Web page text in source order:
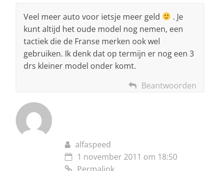
Veel meer auto voor ietsje meer geld
. Je
kunt altijd het oude model nog nemen, een
tactiek die de Franse merken ook wel
gebruiken. Ik denk dat op termijn er nog een 3
drs kleiner model onder komt.
Beantwoorden
alfaspeed
1 november 2011 om 18:50
Permalink